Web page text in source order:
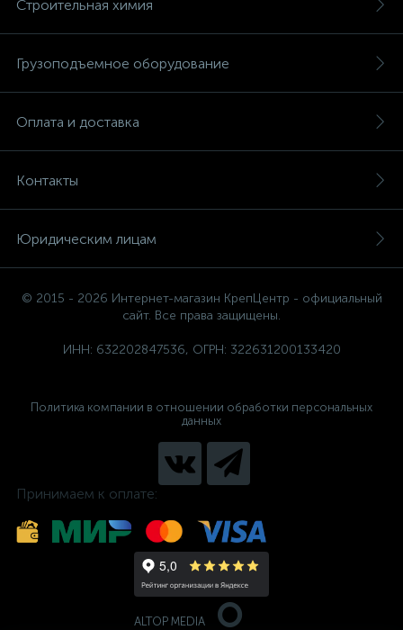
Строительная химия
Грузоподъемное оборудование
Оплата и доставка
Контакты
Юридическим лицам
© 2015 - 2026 Интернет-магазин КрепЦентр - официальный
сайт. Все права защищены.
ИНН: 632202847536, ОГРН: 322631200133420
Политика компании в отношении обработки персональных
данных
Принимаем к оплате:
ALTOP MEDIA